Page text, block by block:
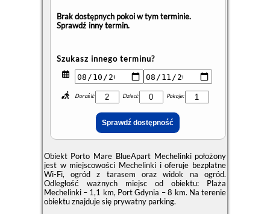
Brak dostępnych pokoi w tym terminie.
Sprawdź inny termin.
Szukasz innego terminu?
Dorośli: Dzieci: Pokoje:
Obiekt Porto Mare BlueApart Mechelinki położony
jest w miejscowości Mechelinki i oferuje bezpłatne
Wi-Fi, ogród z tarasem oraz widok na ogród.
Odległość ważnych miejsc od obiektu: Plaża
Mechelinki – 1,1 km, Port Gdynia – 8 km. Na terenie
obiektu znajduje się prywatny parking.